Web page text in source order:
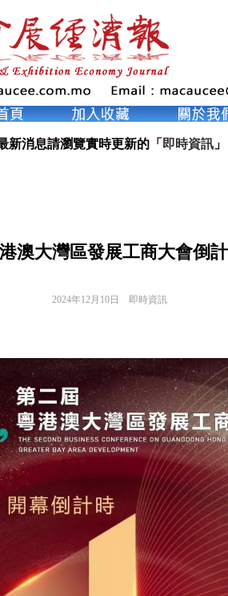
新消息請瀏覽實時更新的「 即時資訊 」
澳大灣區發展工商大會倒
2024年12月10日 即時資訊